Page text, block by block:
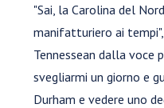
"Sai, la Carolina del
manifatturiero ai
Tennessean dalla voce
svegliarmi un giorno e
Durham e vedere uno